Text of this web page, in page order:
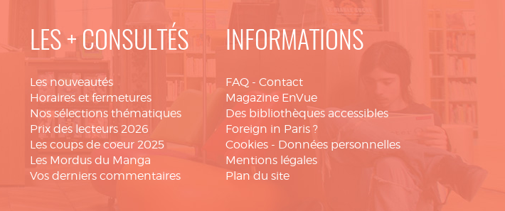
LES + CONSULTÉS
Les nouveautés
Horaires et fermetures
Nos sélections thématiques
Prix des lecteurs 2026
Les coups de coeur 2025
Les Mordus du Manga
Vos derniers commentaires
INFORMATIONS
FAQ - Contact
Magazine EnVue
Des bibliothèques accessibles
Foreign in Paris ?
Cookies - Données personnelles
Mentions légales
Plan du site